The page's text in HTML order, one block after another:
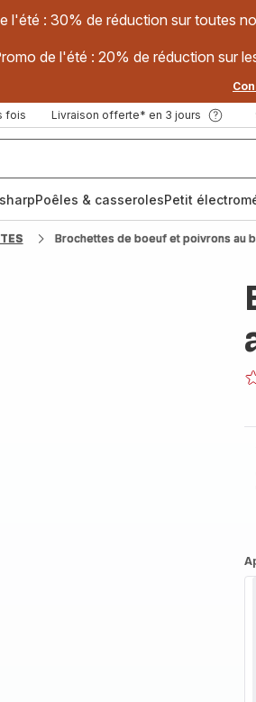
l'été : 30% de réduction sur toutes
de l'été : 20% de réduction sur
fois Livraison offerte* en 3 jours
Poêles & casserolesPetit
Brochettes de boeuf et poivrons au